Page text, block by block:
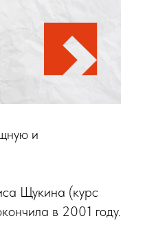
и
Щукина (курс
в 2001 году.